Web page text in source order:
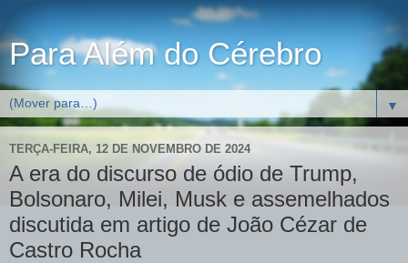
Para Além do Cérebro
▼
TERÇA-FEIRA, 12 DE NOVEMBRO DE 2024
A era do discurso de ódio de Trump,
Bolsonaro, Milei, Musk e assemelhados
discutida em artigo de João Cézar de
Castro Rocha